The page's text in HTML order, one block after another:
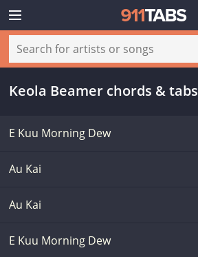
Keola Beamer chords & tabs
E Kuu Morning Dew
Au Kai
Au Kai
E Kuu Morning Dew